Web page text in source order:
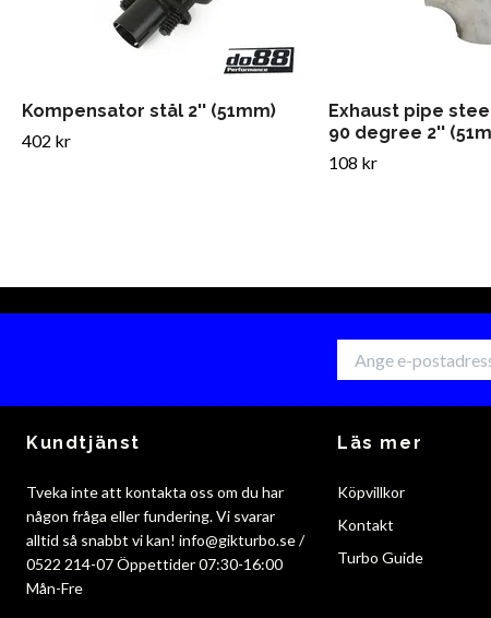
Kompensator stål 2'' (51mm)
402 kr
Exhaust pipe
90 degree 2''
108 kr
Kundtjänst
Tveka inte att kontakta oss om du har
någon fråga eller fundering. Vi svarar
alltid så snabbt vi kan! info@gikturbo.se/
0522 214-07 Öppettider 07:30-16:00
Mån-Fre
Läs mer
Köpvillkor
Kontakt
Turbo Guide